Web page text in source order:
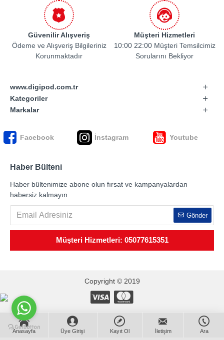
Güvenilir Alışveriş
Ödeme ve Alışveriş Bilgileriniz
Korunmaktadır
Müşteri Hizmetleri
10:00 22:00 Müşteri Temsilcimiz
Sorularını Bekliyor
www.digipod.com.tr
Kategoriler
Markalar
Facebook İnstagram Youtube
Haber Bülteni
Haber bültenimize abone olun fırsat ve kampanyalardan
habersiz kalmayın
Gönder
Müşteri Hizmetleri: 05077615351
Copyright © 2019
Anasayfa Üye Girişi Kayıt Ol İletişim Ara